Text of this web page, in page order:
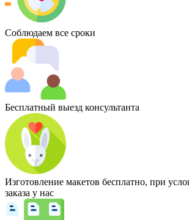
Соблюдаем все сроки
Бесплатный выезд консультанта
Изготовление макетов бесплатно, при
заказа у нас